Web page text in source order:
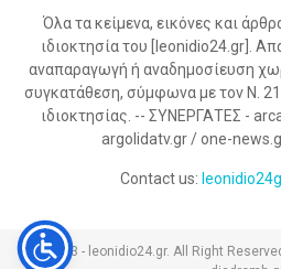
Όλα τα κείμενα, εικόνες και
ιδιοκτησία του [leonidio24.gr].
αναπαραγωγή ή αναδημοσίευση
συγκατάθεση, σύμφωνα με τον Ν.
ιδιοκτησίας. -- ΣΥΝΕΡΓΑΤΕΣ -
argolidatv.gr / one-
Contact us:
@2023 - leonidio24.gr. All Right